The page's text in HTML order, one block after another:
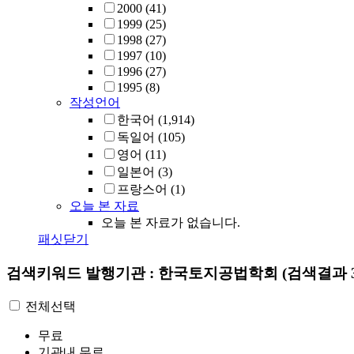
2000 (41)
1999 (25)
1998 (27)
1997 (10)
1996 (27)
1995 (8)
작성언어
한국어 (1,914)
독일어 (105)
영어 (11)
일본어 (3)
프랑스어 (1)
오늘 본 자료
오늘 본 자료가 없습니다.
패싯닫기
검색키워드 발행기관 : 한국토지공법학회 (검색결과
전체선택
무료